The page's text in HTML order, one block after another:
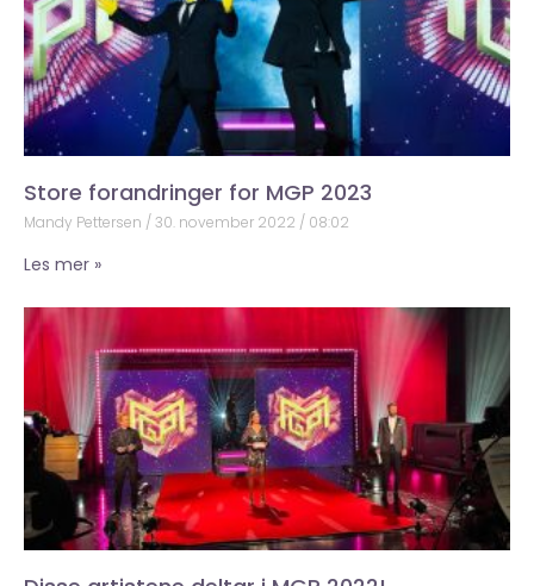
Store forandringer for MGP 2023
Mandy Pettersen 30. november 2022 08:02
Les mer »